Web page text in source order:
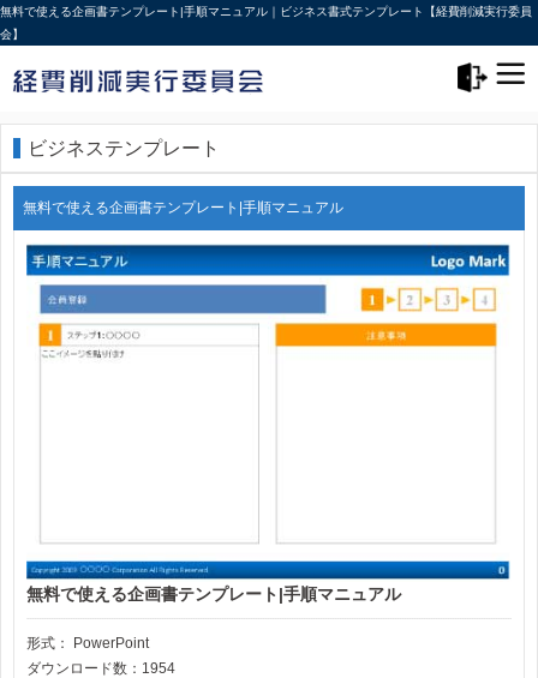
無料で使える企画書テンプレート|手順マニュアル｜ビジネス書式テンプレート【経費削減実行委員
会】
ビジネステンプレート
無料で使える企画書テンプレート|手順マニュアル
無料で使える企画書テンプレート|手順マニュアル
形式： PowerPoint
ダウンロード数：1954